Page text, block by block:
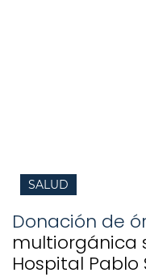
SALUD
Donación de
multiorgánica
Hospital Pablo